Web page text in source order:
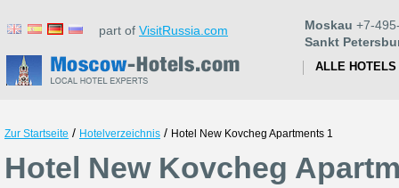
part of VisitRussia.com Moskau +7-
Sankt
ALLE HOTELS
Zur Startseite / Hotelverzeichnis / Hotel New Kovcheg Apartments 1
Hotel New Kovcheg